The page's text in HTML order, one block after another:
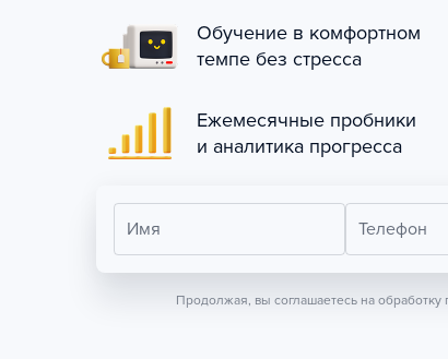
Обучение в комфортном
темпе без стресса
Ежемесячные пробники
и аналитика прогресса
Имя Телефон
Продолжая, вы соглашаетесь на